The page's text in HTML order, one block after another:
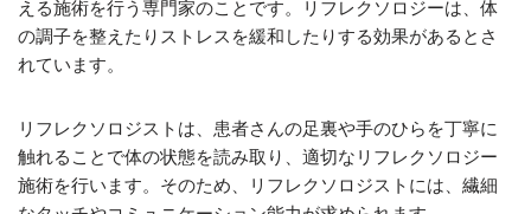
える施術を行う専門家のことです。リフレクソロジーは、体
の調子を整えたりストレスを緩和したりする効果があるとさ
れています。
リフレクソロジストは、患者さんの足裏や手のひらを丁寧に
触れることで体の状態を読み取り、適切なリフレクソロジー
施術を行います。そのため、リフレクソロジストには、繊細